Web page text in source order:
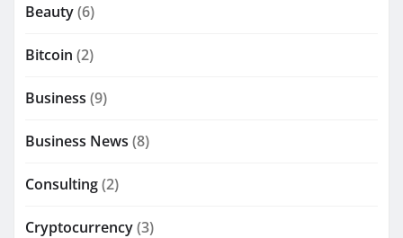
Beauty(6)
Bitcoin (2)
Business (9)
Business News (8)
Consulting(2)
Cryptocurrency(3)